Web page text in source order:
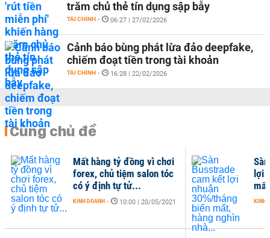
trăm chủ thẻ tín dụng sập bẫy
TÀI CHÍNH - 06:27 | 27/02/2026
Cảnh báo bùng phát lừa đảo deepfake,
chiếm đoạt tiền trong tài khoản
TÀI CHÍNH - 16:28 | 22/02/2026
Cùng chủ đề
Mất hàng tỷ đồng vì chơi
forex, chủ tiệm salon tóc
có ý định tự tử...
KINH DOANH - 10:00 | 20/05/2021
lợi
KINH